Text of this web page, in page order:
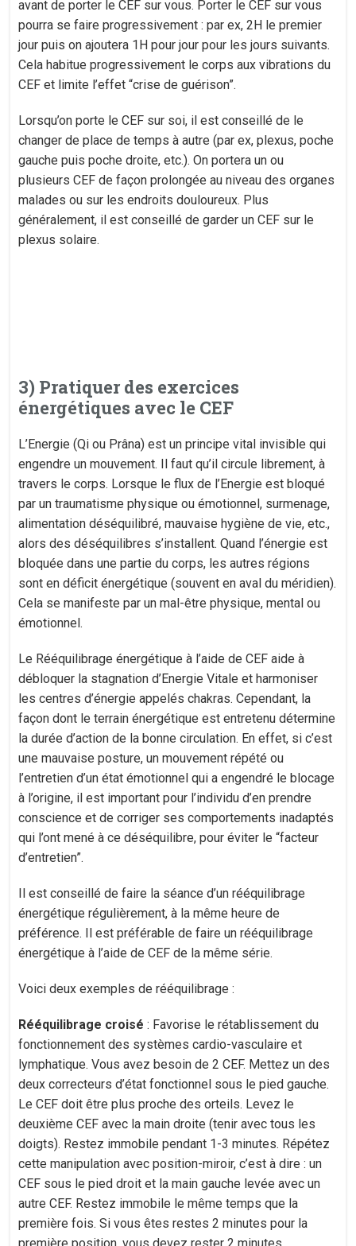
avant de porter le CEF sur vous. Porter le CEF sur vous
pourra se faire progressivement : par ex, 2H le premier
jour puis on ajoutera 1H pour jour pour les jours suivants.
Cela habitue progressivement le corps aux vibrations du
CEF et limite l’effet “crise de guérison”.
Lorsqu’on porte le CEF sur soi, il est conseillé de le
changer de place de temps à autre (par ex, plexus, poche
gauche puis poche droite, etc.). On portera un ou
plusieurs CEF de façon prolongée au niveau des organes
malades ou sur les endroits douloureux. Plus
généralement, il est conseillé de garder un CEF sur le
plexus solaire.
3) Pratiquer des exercices
énergétiques avec le CEF
L’Energie (Qi ou Prâna) est un principe vital invisible qui
engendre un mouvement. Il faut qu’il circule librement, à
travers le corps. Lorsque le flux de l’Energie est bloqué
par un traumatisme physique ou émotionnel, surmenage,
alimentation déséquilibré, mauvaise hygiène de vie, etc.,
alors des déséquilibres s’installent. Quand l’énergie est
bloquée dans une partie du corps, les autres régions
sont en déficit énergétique (souvent en aval du méridien).
Cela se manifeste par un mal-être physique, mental ou
émotionnel.
Le Rééquilibrage énergétique à l’aide de CEF aide à
débloquer la stagnation d’Energie Vitale et harmoniser
les centres d’énergie appelés chakras. Cependant, la
façon dont le terrain énergétique est entretenu détermine
la durée d’action de la bonne circulation. En effet, si c’est
une mauvaise posture, un mouvement répété ou
l’entretien d’un état émotionnel qui a engendré le blocage
à l’origine, il est important pour l’individu d’en prendre
conscience et de corriger ses comportements inadaptés
qui l’ont mené à ce déséquilibre, pour éviter le “facteur
d’entretien”.
Il est conseillé de faire la séance d’un rééquilibrage
énergétique régulièrement, à la même heure de
préférence. Il est préférable de faire un rééquilibrage
énergétique à l’aide de CEF de la même série.
Voici deux exemples de rééquilibrage :
Rééquilibrage croisé : Favorise le rétablissement du
fonctionnement des systèmes cardio-vasculaire et
lymphatique. Vous avez besoin de 2 CEF. Mettez un des
deux correcteurs d’état fonctionnel sous le pied gauche.
Le CEF doit être plus proche des orteils. Levez le
deuxième CEF avec la main droite (tenir avec tous les
doigts). Restez immobile pendant 1-3 minutes. Répétez
cette manipulation avec position-miroir, c’est à dire : un
CEF sous le pied droit et la main gauche levée avec un
autre CEF. Restez immobile le même temps que la
première fois. Si vous êtes restes 2 minutes pour la